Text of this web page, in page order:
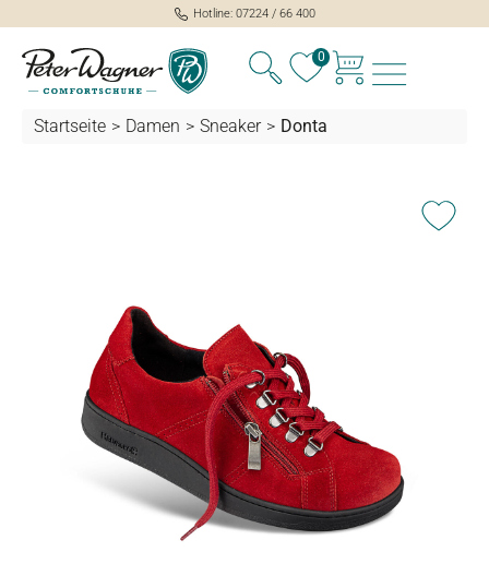
springen
Hotline: 07224 / 66 400
0
Startseite > Damen > Sneaker > Donta